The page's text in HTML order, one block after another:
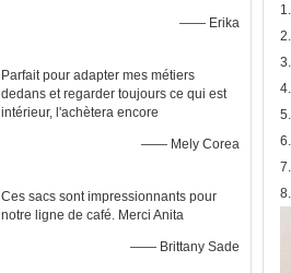
—— Erika
Parfait pour adapter mes métiers
dedans et regarder toujours ce qui est
intérieur, l'achètera encore
—— Mely Corea
Ces sacs sont impressionnants pour
notre ligne de café. Merci Anita
—— Brittany Sade